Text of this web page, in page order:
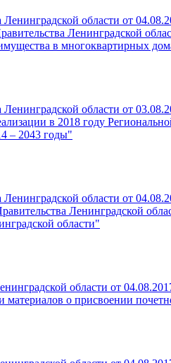
Ленинградской области от
Ленинградской
в многоквартирных
Ленинградской области от
в 2018 году
– 2043 годы"
Ленинградской области от
Ленинградской
области"
области от
о присвоении